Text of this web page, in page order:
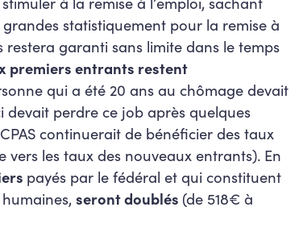
statistiquement pour la remise à
restera garanti sans limite dans le temps
premiers entrants restent
qui a été 20 ans au chômage devait
perdre ce job après quelques
continuerait de bénéficier des taux
les taux des nouveaux entrants). En
payés par le fédéral et qui constituent
seront doublés (de 518€ à